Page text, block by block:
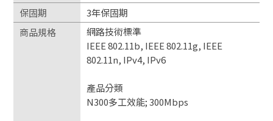
保固期
3年保固期
商品規格
網路技術標準
IEEE 802.11b, IEEE 802.11g, IEEE
802.11n, IPv4, IPv6
產品分類
N300多工效能; 300Mbps